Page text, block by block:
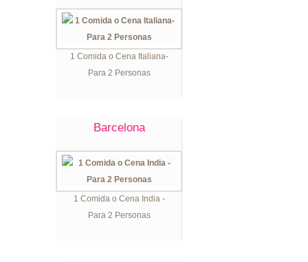
1 Comida o Cena Italiana-
Para 2 Personas
Barcelona
1 Comida o Cena India -
Para 2 Personas